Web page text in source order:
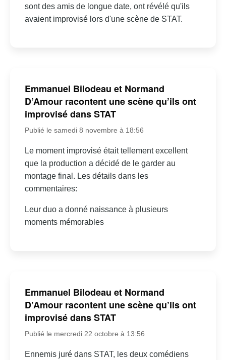
sont des amis de longue date, ont révélé qu'ils
avaient improvisé lors d'une scène de STAT.
Emmanuel Bilodeau et Normand
D’Amour racontent une scène qu’ils ont
improvisé dans STAT
Publié le samedi 8 novembre à 18:56
Le moment improvisé était tellement excellent
que la production a décidé de le garder au
montage final. Les détails dans les
commentaires:
Leur duo a donné naissance à plusieurs
moments mémorables
Emmanuel Bilodeau et Normand
D’Amour racontent une scène qu’ils ont
improvisé dans STAT
Publié le mercredi 22 octobre à 13:56
Ennemis juré dans STAT, les deux comédiens